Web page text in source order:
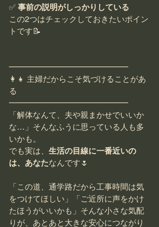
✅ 事前の説明がしっかりしている
この2つはチェックしておきたいポイン
トです📝
━━━━━━━━━━━━━━━
👩‍👧 主婦だからこそ気づけることがあ
る
━━━━━━━━━━━━━━━
「解体なんて、夫や親まかせでいいか
な…」そんなふうに思っている人も多
いかも。
でも実は、 生活の目線に一番近いの
は、あなたなんです🌷
「この道、通学路だから工事時間は気
をつけてほしい」「ご近所に声をかけ
たほうがいいかも」そんな小さな気配
りが、あとあと大きな安心につながり